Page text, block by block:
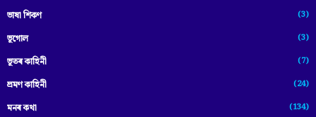
ভাষা শিকণ (3)
ভূগোল (3)
ভূতৰ কাহিনী (7)
ভ্ৰমণ কাহিনী (24)
মনৰ কথা (134)